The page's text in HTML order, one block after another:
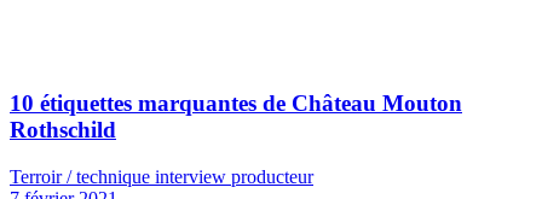
10 étiquettes marquantes de Château Mouton
Rothschild
Terroir / technique interview producteur